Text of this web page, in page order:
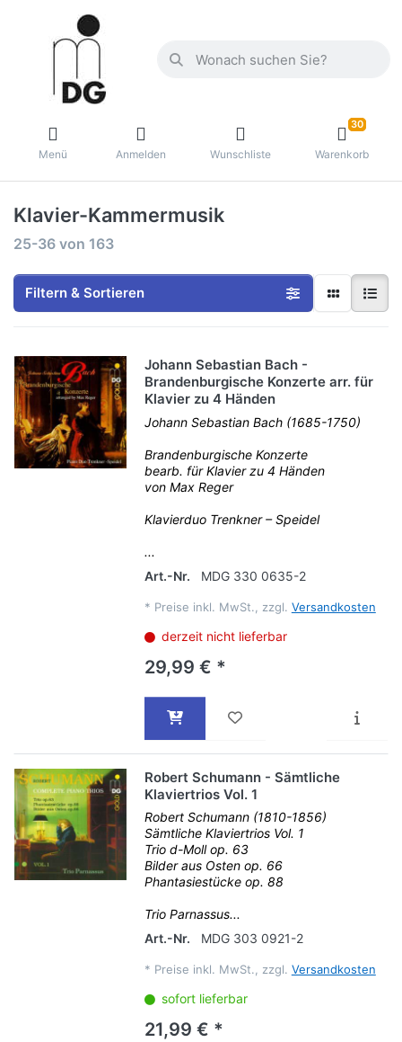
Menü Anmelden Wunschliste
30
Warenkorb
Klavier-Kammermusik
25-36 von 163
Filtern & Sortieren
Johann Sebastian Bach -
Brandenburgische Konzerte arr. für
Klavier zu 4 Händen
Johann Sebastian Bach (1685-1750)
Brandenburgische Konzerte
bearb. für Klavier zu 4 Händen
von Max Reger
Klavierduo Trenkner – Speidel
...
Art.-Nr.
MDG 330 0635-2
* Preise inkl. MwSt., zzgl. Versandkosten
derzeit nicht lieferbar
29,99 € *
Robert Schumann - Sämtliche
Klaviertrios Vol. 1
Robert Schumann (1810-1856)
Sämtliche Klaviertrios Vol. 1
Trio d-Moll op. 63
Bilder aus Osten op. 66
Phantasiestücke op. 88
Trio Parnassus...
Art.-Nr.
MDG 303 0921-2
* Preise inkl. MwSt., zzgl. Versandkosten
sofort lieferbar
21,99 € *